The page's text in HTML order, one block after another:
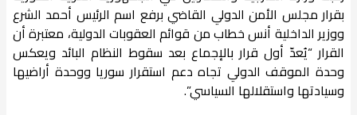
بقرار مجلس الأمن الدولي القاضي برفع اسم الرئيس أحمد الشرع
ووزير الداخلية أنس خطاب من قوائم العقوبات الدولية، معتبرة أن
القرار “يُعدّ أول قرار بالإجماع بعد سقوط النظام البائد ويعكس
وحدة الموقف الدولي تجاه دعم استقرار سوريا ووحدة أراضيها
وسيادتها واستقلالها السياسي”.